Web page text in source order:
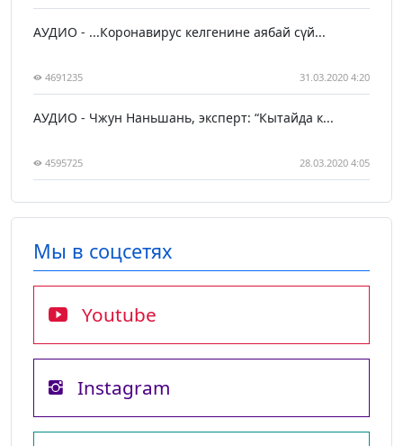
АУДИО - ...Коронавирус келгенине аябай сүй...
4691235 31.03.2020 4:20
АУДИО - Чжун Наньшань, эксперт: “Кытайда к...
4595725 28.03.2020 4:05
Мы в соцсетях
Youtube
Instagram